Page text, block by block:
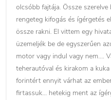
olcsóbb fajtája. Össze
rengeteg kifogás és ígérgetés
össze rakni. El vittem egy
üzemeljék be de egyszerűen
motor vagy indul vagy nem….
teherautóval és kirakom a
forintért ennyit várhat az
firtassuk… hetekig ment az